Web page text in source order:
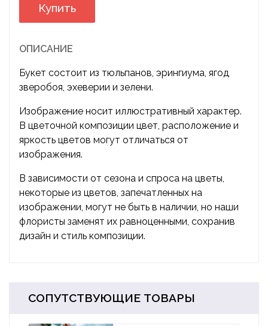
Купить
ОПИСАНИЕ
Букет состоит из тюльпанов, эрингиума, ягод
зверобоя, эхеверии и зелени.
Изображение носит иллюстративный характер.
В цветочной композиции цвет, расположение и
яркость цветов могут отличаться от
изображения.
В зависимости от сезона и спроса на цветы,
некоторые из цветов, запечатленных на
изображении, могут не быть в наличии, но наши
флористы заменят их равноценными, сохранив
дизайн и стиль композиции.
СОПУТСТВУЮЩИЕ ТОВАРЫ